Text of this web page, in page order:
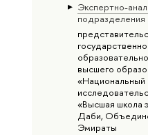
Экспертно-
подразделения
высшего
«Национальный
«Высшая школа
Даби,
Эмираты